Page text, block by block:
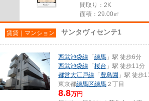
間取り：2K
面積：29.00㎡
賃貸｜マンション サンタヴィセンテ1
西武池袋線 「 練馬 」駅 徒歩6分
西武池袋線 「 桜台 」駅 徒歩11分
都営大江戸線 「 豊島園 」駅 徒歩
東京都練馬区練馬 ２丁目
8.8万円